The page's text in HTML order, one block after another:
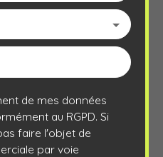
de mes données
au RGPD. Si
faire l'objet de
par voie